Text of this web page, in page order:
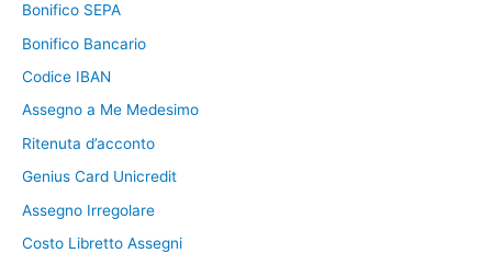
Bonifico SEPA
Bonifico Bancario
Codice IBAN
Assegno a Me Medesimo
Ritenuta d’acconto
Genius Card Unicredit
Assegno Irregolare
Costo Libretto Assegni